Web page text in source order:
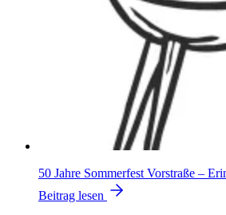
50 Jahre Sommerfest Vorstraße –
Beitrag lesen